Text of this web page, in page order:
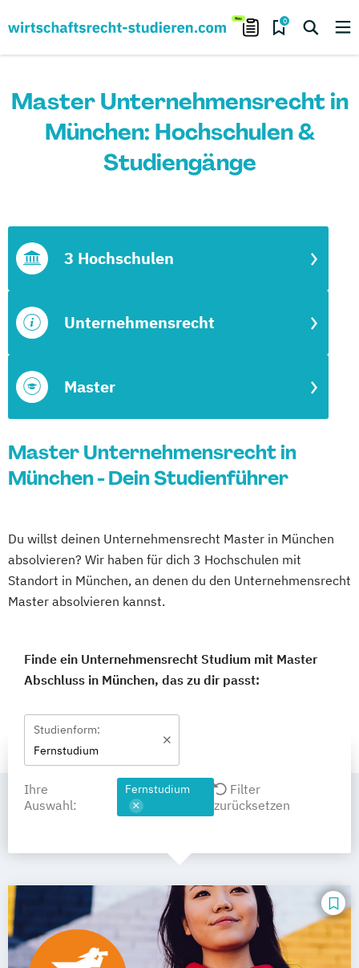
0
Master Unternehmensrecht in
München: Hochschulen &
Studiengänge
Master
Unternehmensrecht
3 Hochschulen
Master Unternehmensrecht in
München - Dein Studienführer
Du willst deinen Unternehmensrecht Master in München
absolvieren? Wir haben für dich 3 Hochschulen mit
Standort in München, an denen du den Unternehmensrecht
Master absolvieren kannst.
Finde ein Unternehmensrecht Studium mit Master
Abschluss in München, das zu dir passt:
Studienform:
Fernstudium
Ihre
Auswahl:
Fernstudium
Filter
zurücksetzen